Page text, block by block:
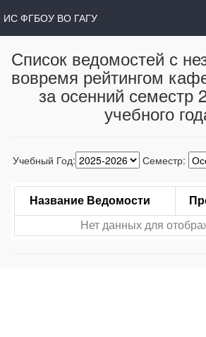
ИС ФГБОУ ВО ГАГУ
Список ведомостей с
вовремя рейтингом
за осенний семестр
учебного
Учебный Год: Семестр:
Название Ведомости
Нет данных для